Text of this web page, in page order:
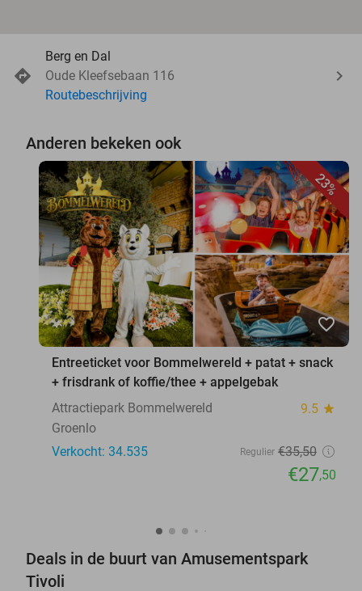
Berg en Dal
Oude Kleefsebaan 116
Routebeschrijving
Anderen bekeken ook
23%
favorite_border
Entreeticket voor Bommelwereld + patat + snack
+ frisdrank of koffie/thee + appelgebak
Attractiepark Bommelwereld
9.5 star
Groenlo
Verkocht: 34.535
Regulier €35,50
€27,50
Deals in de buurt van Amusementspark
Tivoli